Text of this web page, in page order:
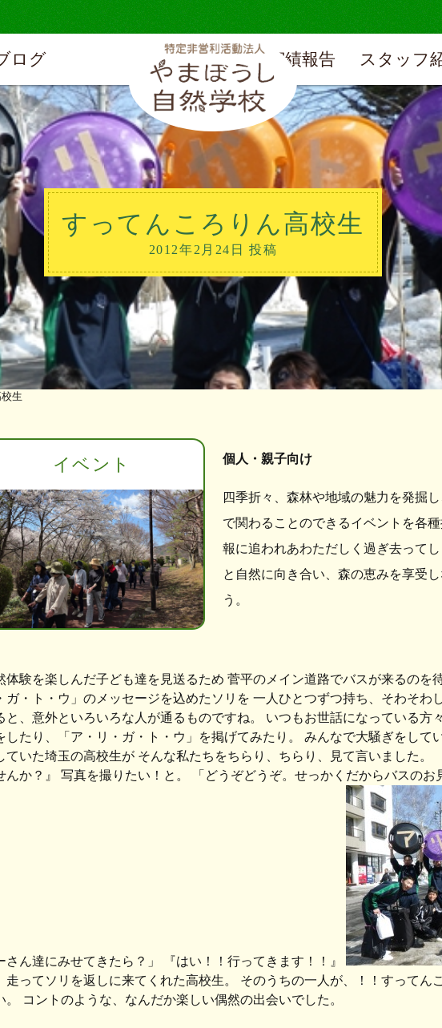
ログ 実績報告 スタッフ
すってんころりん高校生
2012年2月24日 投稿
生
イベント 個人・親子向け
四季折々、森林や地域の魅力を発掘
で関わることのできるイベントを各
報に追われあわただしく過ぎ去って
と自然に向き合い、森の恵みを享受
う。
体験を楽しんだ子ども達を見送るため 菅平のメイン道路でバスが来るのを
ガ・ト・ウ」のメッセージを込めたソリを 一人ひとつずつ持ち、そわそわ
と、意外といろいろな人が通るものですね。 いつもお世話になっている方
したり、「ア・リ・ガ・ト・ウ」を掲げてみたり。 みんなで大騒ぎをして
ていた埼玉の高校生が そんな私たちをちらり、ちらり、見て言いました。
んか？』 写真を撮りたい！と。 「どうぞどうぞ。せっかくだからバスの
さん達にみせてきたら？」 『はい！！行ってきます！！』
走ってソリを返しに来てくれた高校生。 そのうちの一人が、！！すってん
。 コントのような、なんだか楽しい偶然の出会いでした。